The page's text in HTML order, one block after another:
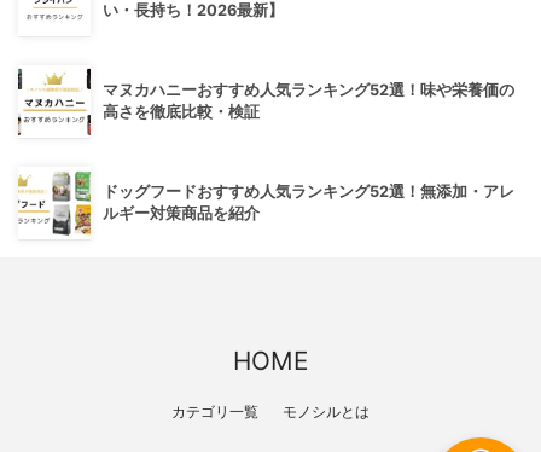
い・長持ち！2026最新】
マヌカハニーおすすめ人気ランキング52選！味や栄養価の
高さを徹底比較・検証
ドッグフードおすすめ人気ランキング52選！無添加・アレ
ルギー対策商品を紹介
HOME
カテゴリ一覧 モノシルとは